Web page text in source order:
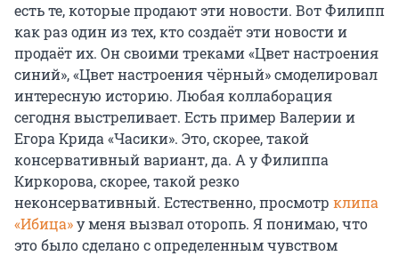
есть те, которые продают эти новости. Вот Филипп
как раз один из тех, кто создаёт эти новости и
продаёт их. Он своими треками «Цвет настроения
синий», «Цвет настроения чёрный» смоделировал
интересную историю. Любая коллаборация
сегодня выстреливает. Есть пример Валерии и
Егора Крида «Часики». Это, скорее, такой
консервативный вариант, да. А у Филиппа
Киркорова, скорее, такой резко
неконсервативный. Естественно, просмотр клипа
«Ибица»у меня вызвал оторопь. Я понимаю, что
это было сделано с определенным чувством